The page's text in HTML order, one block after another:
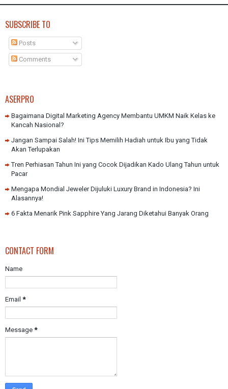
SUBSCRIBE TO
Posts
Comments
ASERPRO
Bagaimana Digital Marketing Agency Membantu UMKM Naik Kelas ke
Kancah Nasional?
Jangan Sampai Salah! Ini Tips Memilih Hadiah untuk Ibu yang Tidak
Akan Terlupakan
Tren Perhiasan Tahun Ini yang Cocok Dijadikan Kado Ulang Tahun untuk
Pacar
Mengapa Mondial Jeweler Dijuluki Luxury Brand in Indonesia? Ini
Alasannya!
6 Fakta Menarik Pink Sapphire Yang Jarang Diketahui Banyak Orang
CONTACT FORM
Name
Email *
Message *